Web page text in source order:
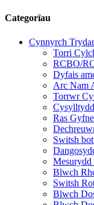
Categorïau
Cynnyrch
Torri
RCBO/
Dyfais
Arc Nam
Torrwr
Cysylltydd
Ras
Switsh
Blwch
Switsh
Blwch